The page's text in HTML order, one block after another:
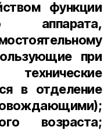
функции
аппарата,
при
технические
в отделение
возраста;